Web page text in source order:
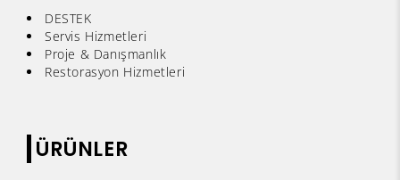
DESTEK
Servis Hizmetleri
Proje & Danışmanlık
Restorasyon Hizmetleri
ÜRÜNLER